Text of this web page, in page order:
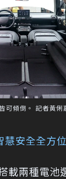
傾倒。 記者黃俐
安全全方
兩種電池